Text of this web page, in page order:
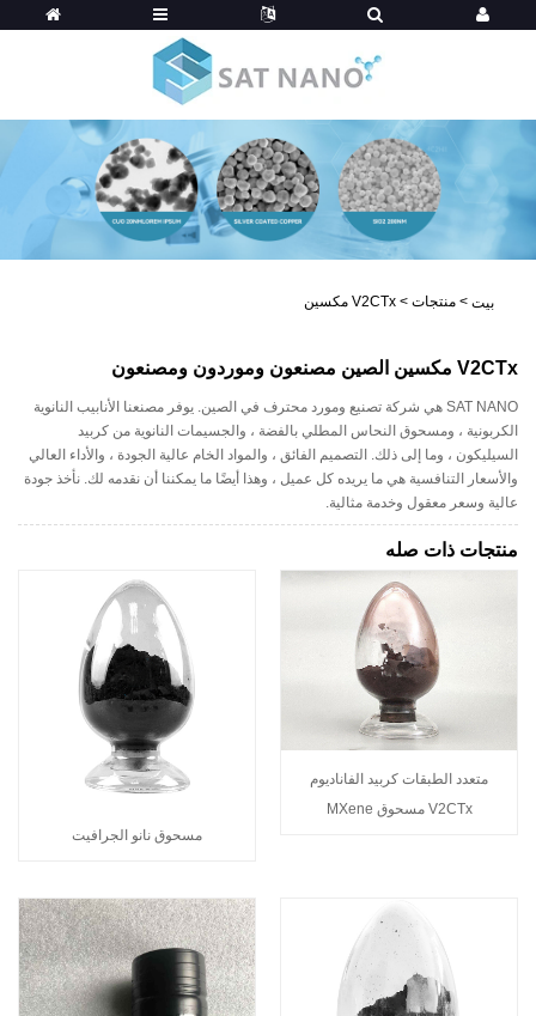
بيت > منتجات > V2CTx مكسين
V2CTx مكسين الصين مصنعون وموردون ومصنعون
SAT NANO هي شركة تصنيع ومورد محترف في الصين. يوفر مصنعنا الأنابيب النانوية
الكربونية ، ومسحوق النحاس المطلي بالفضة ، والجسيمات النانوية من كربيد
السيليكون ، وما إلى ذلك. التصميم الفائق ، والمواد الخام عالية الجودة ، والأداء العالي
والأسعار التنافسية هي ما يريده كل عميل ، وهذا أيضًا ما يمكننا أن نقدمه لك. نأخذ جودة
عالية وسعر معقول وخدمة مثالية.
منتجات ذات صله
متعدد الطبقات كربيد الفاناديوم
V2CTx مسحوق MXene
مسحوق نانو الجرافيت